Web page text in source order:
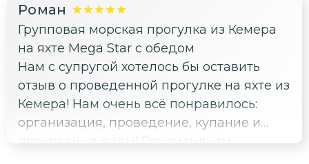
Роман
Групповая морская прогулка из Кемера
на яхте Mega Star с обедом
Нам с супругой хотелось бы оставить
отзыв о проведенной прогулке на яхте из
Кемера! Нам очень всё понравилось:
организация, проведение, купание и
прекрасные виды! Рекомендуем